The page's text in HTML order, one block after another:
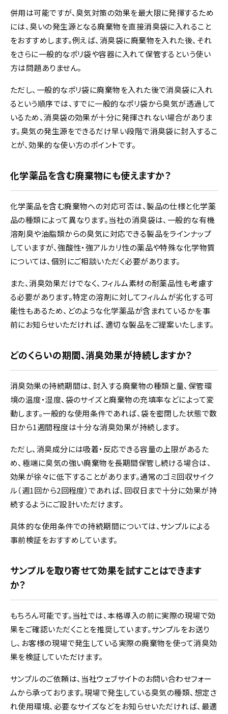
併用は可能ですが、臭気対策の効果を最大限に発揮するため
には、臭いの発生源となる廃棄物を直接消臭袋に入れること
をおすすめします。例えば、消臭袋に廃棄物を入れた後、それ
をさらに一般的なポリ袋や容器に入れて保管するという使い
方は問題ありません。
ただし、一般的なポリ袋に廃棄物を入れた後で消臭袋に入れ
るという順序では、すでに一般的なポリ袋から臭気が透過して
いるため、消臭袋の効果が十分に発揮されない場合がありま
す。臭気の発生源をできるだけ早い段階で消臭袋に封入するこ
とが、効果的な使い方のポイントです。
化学薬品を含む廃棄物にも使えますか？
化学薬品を含む廃棄物への対応可否は、製品の仕様と化学薬
品の種類によって異なります。当社の消臭袋は、一般的な有機
溶剤臭や油脂類からの臭気に対応できる製品をラインナップ
していますが、強酸性・強アルカリ性の薬品や特殊な化学物質
については、個別にご相談いただく必要があります。
また、消臭効果だけでなく、フィルム素材の耐薬品性も考慮す
る必要があります。特定の溶剤に対してフィルムが劣化する可
能性もあるため、どのような化学薬品が含まれているかを事
前にお知らせいただければ、適切な製品をご提案いたします。
どのくらいの期間、消臭効果が持続しますか？
消臭効果の持続期間は、封入する廃棄物の種類と量、保管環
境の温度・湿度、袋のサイズと廃棄物の充填率などによって変
動します。一般的な使用条件であれば、袋を密閉した状態で数
日から1週間程度は十分な消臭効果が持続します。
ただし、消臭成分には吸着・反応できる容量の上限があるた
め、極端に臭気の強い廃棄物を長期間保管し続ける場合は、
効果が徐々に低下することがあります。通常のゴミ回収サイク
ル（週1回から2回程度）であれば、回収日まで十分に効果が持
続するようにご設計いただけます。
具体的な使用条件での持続期間については、サンプルによる
事前検証をおすすめしています。
サンプルを取り寄せて効果を試すことはできます
か？
もちろん可能です。当社では、本格導入の前に実際の現場で効
果をご確認いただくことを推奨しています。サンプルをお送り
し、お客様の現場で発生している実際の廃棄物を使って消臭効
果を検証していただけます。
サンプルのご依頼は、当社ウェブサイトのお問い合わせフォー
ムから承っております。現場で発生している臭気の種類、想定さ
れ使用環境、必要なサイズなどをお知らせいただければ、最適